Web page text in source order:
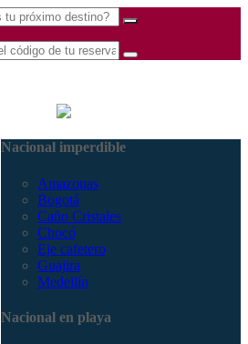
Nacional imperdible
Amazonas
Bogotá
Caño Cristales
Chocó
Eje cafetero
Guajira
Medellín
Nacional en playa